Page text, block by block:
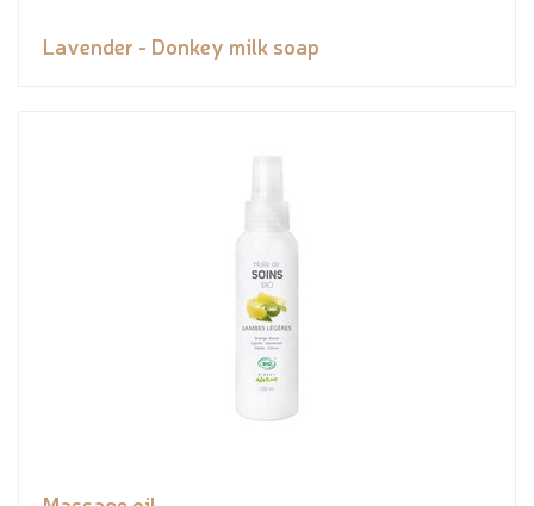
Lavender - Donkey milk soap